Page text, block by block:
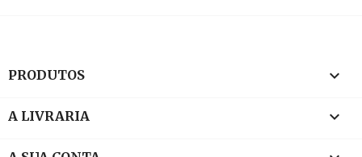
PRODUTOS 
A LIVRARIA 